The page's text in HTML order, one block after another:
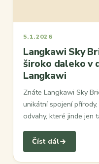
5.1.2026
Langkawi Sky
široko daleko v
Langkawi
Znáte Langkawi Sky
unikátní spojení
odvahy, které jinde jen
Číst dál